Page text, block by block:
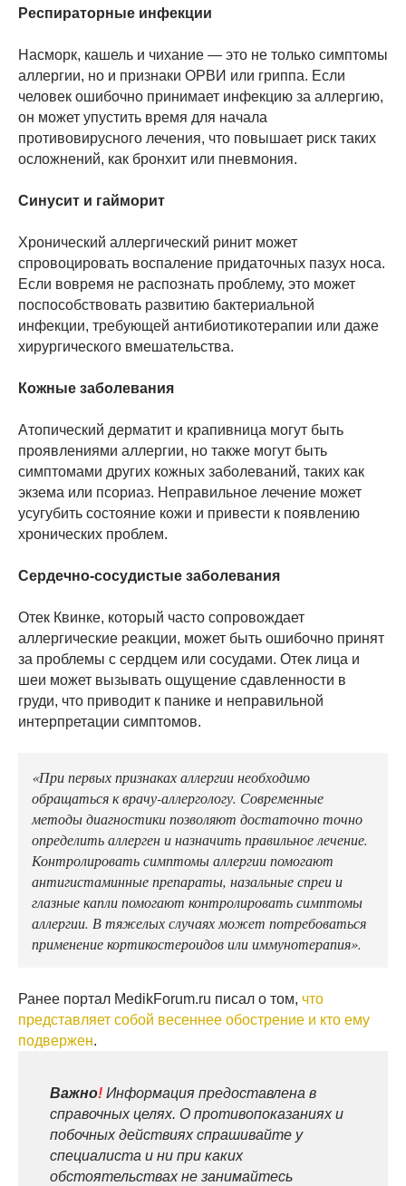
Респираторные инфекции
Насморк, кашель и чихание — это не только симптомы
аллергии, но и признаки ОРВИ или гриппа. Если
человек ошибочно принимает инфекцию за аллергию,
он может упустить время для начала
противовирусного лечения, что повышает риск таких
осложнений, как бронхит или пневмония.
Синусит и гайморит
Хронический аллергический ринит может
спровоцировать воспаление придаточных пазух носа.
Если вовремя не распознать проблему, это может
поспособствовать развитию бактериальной
инфекции, требующей антибиотикотерапии или даже
хирургического вмешательства.
Кожные заболевания
Атопический дерматит и крапивница могут быть
проявлениями аллергии, но также могут быть
симптомами других кожных заболеваний, таких как
экзема или псориаз. Неправильное лечение может
усугубить состояние кожи и привести к появлению
хронических проблем.
Сердечно-сосудистые заболевания
Отек Квинке, который часто сопровождает
аллергические реакции, может быть ошибочно принят
за проблемы с сердцем или сосудами. Отек лица и
шеи может вызывать ощущение сдавленности в
груди, что приводит к панике и неправильной
интерпретации симптомов.
«При первых признаках аллергии необходимо
обращаться к врачу-аллергологу. Современные
методы диагностики позволяют достаточно точно
определить аллерген и назначить правильное лечение.
Контролировать симптомы аллергии помогают
антигистаминные препараты, назальные спреи и
глазные капли помогают контролировать симптомы
аллергии. В тяжелых случаях может потребоваться
применение кортикостероидов или иммунотерапия».
Ранее портал MedikForum.ru писал о том, что
представляет собой весеннее обострение и кто ему
подвержен.
Важно! Информация предоставлена в
справочных целях. О противопоказаниях и
побочных действиях спрашивайте у
специалиста и ни при каких
обстоятельствах не занимайтесь